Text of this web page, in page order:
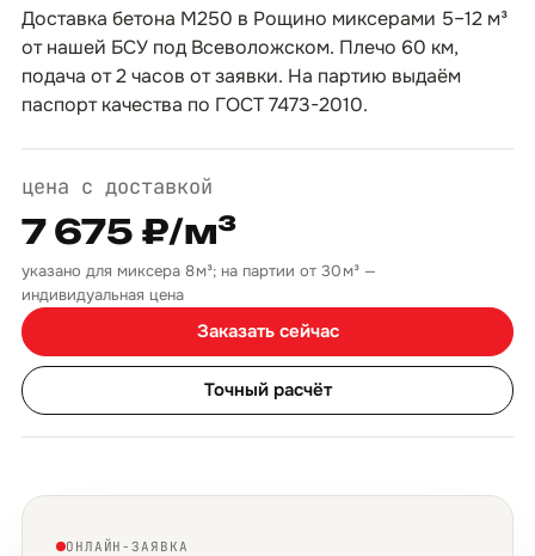
Доставка бетона М250 в Рощино миксерами 5–12 м³
от нашей БСУ под Всеволожском. Плечо 60 км,
подача от 2 часов от заявки. На партию выдаём
паспорт качества по ГОСТ 7473-2010.
цена с доставкой
7 675 ₽/м³
указано для миксера 8 м³; на партии от 30 м³ —
индивидуальная цена
Заказать сейчас
Точный расчёт
ОНЛАЙН-ЗАЯВКА